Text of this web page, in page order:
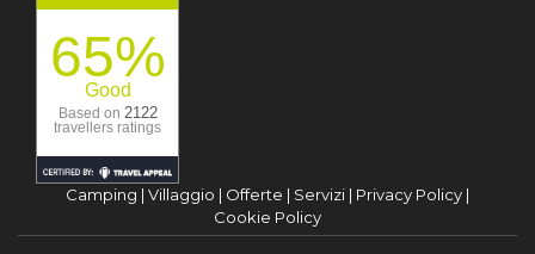
65%
Good
Based on 2122
travellers ratings
Camping | Villaggio | Offerte | Servizi | Privacy Policy |
Cookie Policy